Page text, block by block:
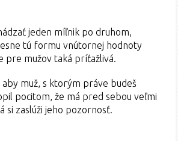
jeden míľnik po druhom,
tú formu vnútornej hodnoty
pre mužov taká príťažlivá.
aby muž, s ktorým práve budeš
pocitom, že má pred sebou veľmi
si zaslúži jeho pozornosť.